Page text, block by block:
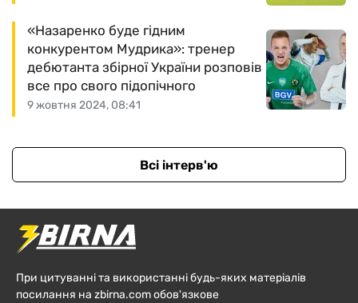
9 жовтня 2024, 08:41
«Назаренко буде гідним
конкурентом Мудрика»: тренер
дебютанта збірної України розповів
все про свого підопічного
Всі інтерв'ю
При цитуванні та використанні будь-яких матеріалів
посилання на zbirna.com обов'язкове